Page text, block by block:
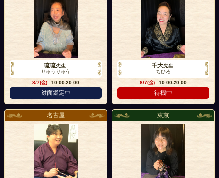
琉琉先生
りゅうりゅう
8/7(金)
10:00-20:00
対面鑑定中
千大先生
ちひろ
8/7(金)
10:00-20:00
待機中
名古屋 東京